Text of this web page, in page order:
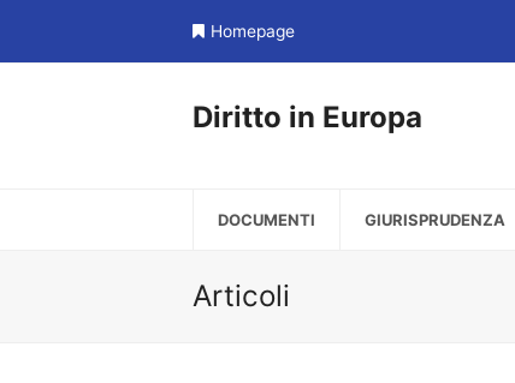
Homepage
Diritto in Europa
DOCUMENTI GIURISPRUDENZA
Articoli